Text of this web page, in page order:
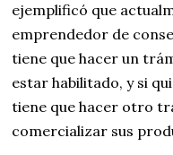
ejemplificó que
emprendedor de
tiene que hacer un
estar habilitado, y si
tiene que hacer otro
comercializar sus